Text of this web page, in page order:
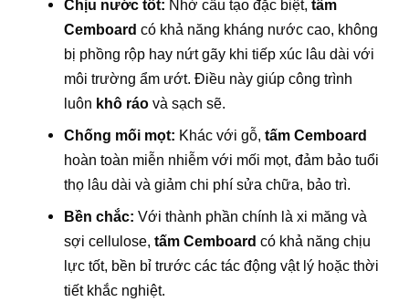
Chịu nước tốt: Nhờ cấu tạo đặc biệt, tấm
Cemboard có khả năng kháng nước cao, không
bị phồng rộp hay nứt gãy khi tiếp xúc lâu dài với
môi trường ẩm ướt. Điều này giúp công trình
luôn khô ráo và sạch sẽ.
Chống mối mọt: Khác với gỗ, tấm Cemboard
hoàn toàn miễn nhiễm với mối mọt, đảm bảo tuổi
thọ lâu dài và giảm chi phí sửa chữa, bảo trì.
Bền chắc: Với thành phần chính là xi măng và
sợi cellulose, tấm Cemboard có khả năng chịu
lực tốt, bền bỉ trước các tác động vật lý hoặc thời
tiết khắc nghiệt.